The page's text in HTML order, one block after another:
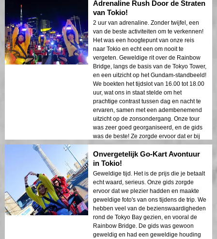
Adrenaline Rush Door de Straten
van Tokio!
2 uur van adrenaline. Zonder twijfel, een
van de beste activiteiten om te verkennen!
Het was een hoogtepunt van onze reis
naar Tokio en echt een om nooit te
vergeten. Geweldige rit over de Rainbow
Bridge, langs de basis van de Tokyo Tower,
en een uitzicht op het Gundam-standbeeld!
We boekten het tijdslot van 16.00 tot 18.00
uur, wat ons in staat stelde om het
prachtige contrast tussen dag en nacht te
ervaren, samen met een adembenemend
uitzicht op de zonsondergang. Onze tour
was zeer goed georganiseerd, en de gids
was de beste! Ze zorgde ervoor dat er bij
elke gelegenheid foto's werden gemaakt.
Het was een opwindende rit op de snelweg
en unieke bezienswaardigheden die ons
innerlijke kind naar boven haalden!
Bedankt voor zo'n geweldige ervaring!
Onvergetelijk Go-Kart Avontuur
in Tokio!
Geweldige tijd. Het is de prijs die je betaalt
echt waard, serieus. Onze gids zorgde
ervoor dat we plezier hadden en maakte
geweldige foto's van ons tijdens de trip. We
hebben veel van de bezienswaardigheden
rond de Tokyo Bay gezien, en vooral de
Rainbow Bridge. De gids was gewoon
geweldig en had een geweldige houding